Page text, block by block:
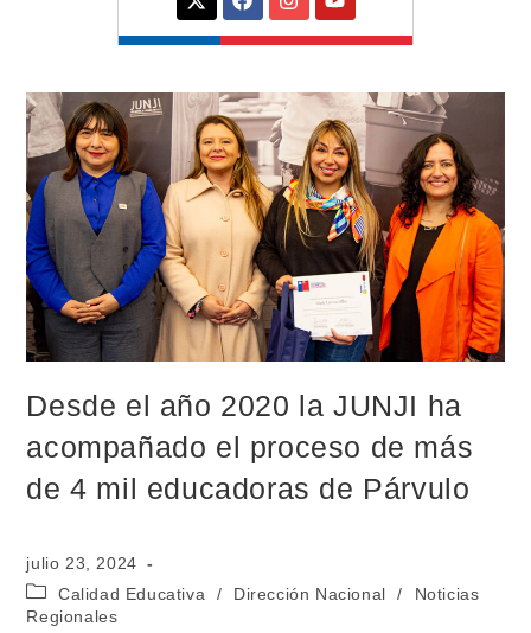
Desde el año 2020 la JUNJI ha
acompañado el proceso de más
de 4 mil educadoras de Párvulo
julio 23, 2024
Calidad Educativa
/ Dirección Nacional /
Noticias
Regionales